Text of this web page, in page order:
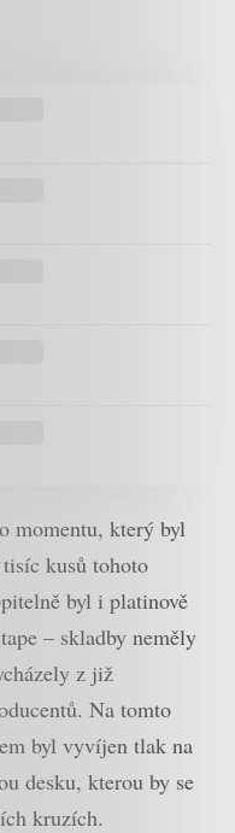
momentu, který byl
kusů tohoto
byl i platinově
– skladby neměly
z již
Na tomto
byl vyvíjen tlak na
desku, kterou by se
kruzích.